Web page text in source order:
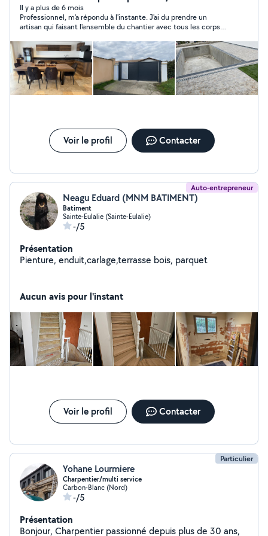
Il y a plus de 6 mois
Professionnel, m'a répondu à l'instante. J'ai du prendre un
artisan qui faisant l'ensemble du chantier avec tous les corps
Voir le profil Contacter
Auto-entrepreneur
Neagu Eduard (MNM BATIMENT)
Batiment
Sainte-Eulalie (Sainte-Eulalie)
-/5
Présentation
Pienture, enduit,carlage,terrasse bois, parquet
Aucun avis pour l'instant
Voir le profil Contacter
Particulier
Yohane Lourmiere
Charpentier/multi service
Carbon-Blanc (Nord)
-/5
Présentation
Bonjour, Charpentier passionné depuis plus de 30 ans,